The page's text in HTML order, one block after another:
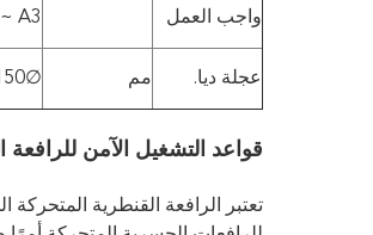
واجب العمل A3
عجلة ديا. مم ∅150
قواعد التشغيل الآمن
تعتبر الرافعة القنطرية